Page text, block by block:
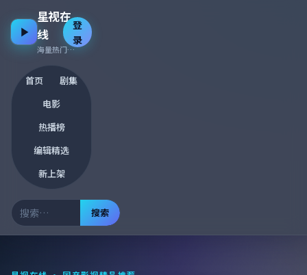
星视在
线
海量热门资源 · 每日更新
首页
剧集
电影
热播榜
编辑精选
新上架
搜索
登
录